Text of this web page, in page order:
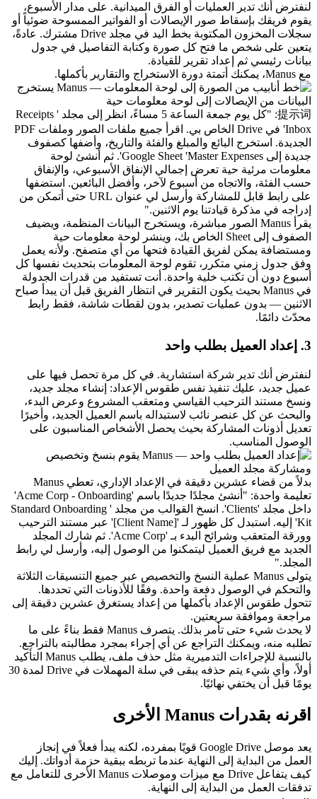
لنفترض أنك تدير العمليات أو الفرق الميدانية. على مدار الأسبوع،
يقوم فريقك بإسقاط صور الإيصالات أو الفواتير الممسوحة ضوئياً أو
سجلات المخزون المكتوبة بخط اليد في مجلد Drive مشترك. عادةً،
يتعين على شخص ما فتح كل صورة وكتابة التفاصيل في جدول
بيانات رئيسي ثم إعداد تقرير للقيادة.
مع Manus، يمكنك أتمتة دورة الاستخراج والتقارير بأكملها.
提示词:
"كل يوم جمعة الساعة 5 مساءً، انظر إلى مجلد 'Receipts
الجديدة. استخرج البائع والمبلغ والفئة والتاريخ، وأضفها كصفوف
جديدة إلى Google Sheet 'Master Expenses'. ثم أنشئ لوحة
معلومات مرئية حية تعرض إجمالي الإنفاق الأسبوعي، والإنفاق
حسب الفئة، والاتجاه من أسبوع لآخر، وأفضل البائعين. استضفها
على رابط قابل للمشاركة وأرسل لي عنوان URL حتى أتمكن من
إدراجه في مذكرة قيادتنا يوم الاثنين."
يقرأ Manus الصور مباشرة، ويستخرج البيانات المنظمة، ويضيف
الصفوف إلى Sheet الخاص بك، وينشر لوحة معلومات حية
ومستضافة يمكن لفريق القيادة فتحها من أي متصفح. ولأنه يعمل
وفق جدول زمني متكرر، تقوم لوحة المعلومات بتحديث نفسها كل
أسبوع دون أن تكتب خلية واحدة. أنت تستفيد من قدرات الجدولة
في Manus بحيث يكون التقرير في انتظار الفريق قبل أن يبدأ صباح
الاثنين — بدون عمليات تصدير، بدون لقطات شاشة، فقط رابط
محدّث دائمًا.
3. إعداد العميل بطلب واحد
لنفترض أنك تدير شركة استشارية. في كل مرة تحصل فيها على
عميل جديد، عليك تنفيذ نفس طقوس الإعداد: إنشاء مجلد جديد،
ونسخ مستند الترحيب القياسي ومتعقب المشروع وعرض البدء،
والبحث عن كل عنصر نائب لاستبداله باسم العميل الجديد، وأخيرًا
تعديل أذونات المشاركة بحيث يحصل الأشخاص المناسبون على
الوصول المناسب.
تعليمة واحدة: "أنشئ مجلدًا جديدًا باسم 'Acme Corp - Onboarding'
داخل مجلد 'Clients'. انسخ القوالب من مجلد 'Standard Onboarding
Kit' إليه. استبدل كل ظهور لـ '[Client Name]' عبر مستند الترحيب
وورقة المتعقب وشرائح البدء بـ 'Acme Corp'. ثم شارك المجلد
الجديد مع فريق العميل ليتمكنوا من الوصول إليه، وأرسل لي رابط
المجلد."
يتولى Manus عملية النسخ والتخصيص عبر جميع التنسيقات الثلاثة
والتحكم في الوصول دفعة واحدة. وفقًا للأذونات التي تحددها.
تتحول طقوس الإعداد بأكملها من إعداد يستغرق عشرين دقيقة إلى
مراجعة وموافقة سريعتين.
لا يحدث شيء حتى تأمر بذلك. يتصرف Manus فقط بناءً على ما
تطلبه منه، ويمكنك التراجع عن أي إجراء بمجرد مطالبته بالتراجع.
بالنسبة للإجراءات التدميرية مثل حذف ملف، يطلب Manus التأكيد
يومًا قبل أن يختفي نهائيًا.
اقرنه بقدرات Manus الأخرى
يعد موصل Google Drive قويًا بمفرده، لكنه يبدأ فعلاً في إنجاز
العمل من البداية إلى النهاية عندما تربطه ببقية حزمة أدواتك. إليك
كيف يتفاعل Drive مع ميزات وموصلات Manus الأخرى للتعامل مع
تدفقات العمل من البداية إلى النهاية.